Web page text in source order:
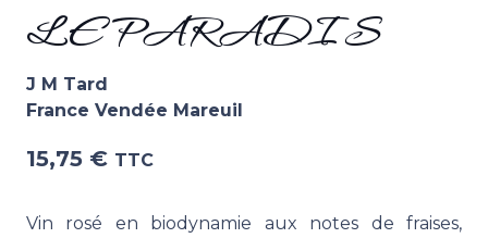
LE PARADIS
J M Tard
France Vendée Mareuil
15,75 € TTC
Vin rosé en biodynamie aux notes de fraises,